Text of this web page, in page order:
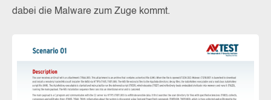
dabei die Malware zum Zuge kommt.